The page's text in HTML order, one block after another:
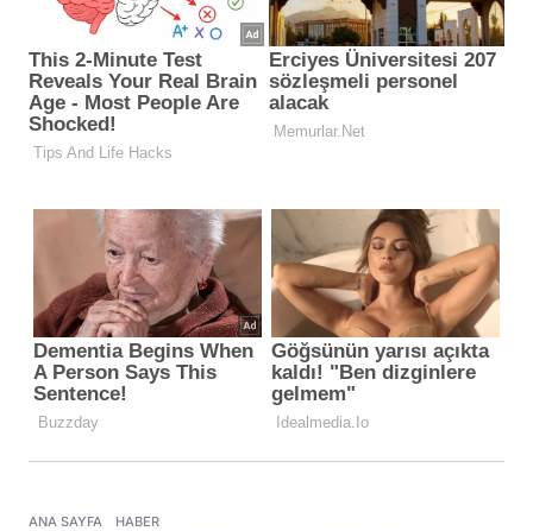
ANA SAYFA
HABER